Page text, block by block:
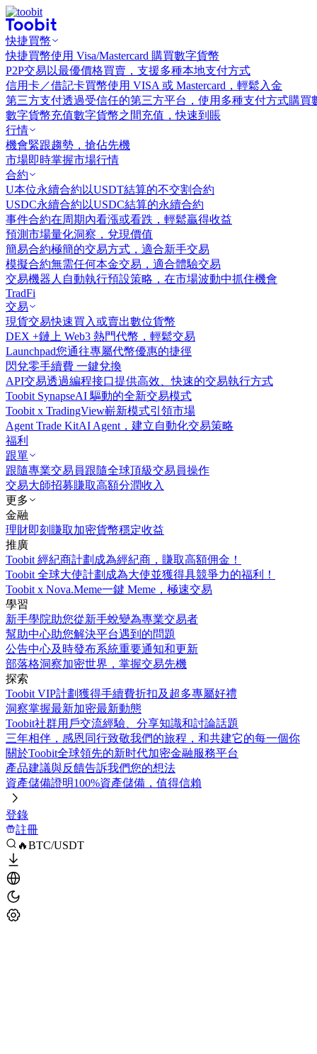
快捷買幣
快捷買幣使用 Visa/Mastercard 購買數字貨幣
P2P交易 以最優價格買賣，支援多種本地支付方式
信用卡／借記卡買幣使用 VISA 或 Mastercard，輕鬆入金
第三方支付透過受信任的第三方平台，使用多種支付方式購買
數字貨幣充值數字貨幣之間充值，快速到賬
行情
機會緊跟趨勢，搶佔先機
市場即時掌握市場行情
合約
U本位永續合約 以USDT結算的不交割合約
USDC永續合約 以USDC結算的永續合約
事件合約在周期內看漲或看跌，輕鬆贏得收益
預測市場量化洞察，兌現價值
簡易合約極簡的交易方式，適合新手交易
模擬合約無需任何本金交易，適合體驗交易
交易機器人 自動執行預設策略，在市場波動中抓住機會
TradFi
交易
現貨交易快速買入或賣出數位貨幣
DEX +鏈上 Web3 熱門代幣，輕鬆交易
Launchpad您通往專屬代幣優惠的捷徑
閃兌零手續費 一鍵兌換
API交易透過編程接口提供高效、快速的交易執行方式
Toobit SynapseAI 驅動的全新交易模式
Toobit x TradingView嶄新模式引領市場
Agent Trade KitAI Agent，建立自動化交易策略
福利
跟單
跟隨專業交易員跟隨全球頂級交易員操作
交易大師招募賺取高額分潤收入
更多
金融
理財即刻賺取加密貨幣穩定收益
推廣
Toobit 經紀商計劃 成為經紀商，賺取高額佣金！
Toobit 全球大使計劃 成為大使並獲得具競爭力的福利！
Toobit x Nova.Meme一鍵 Meme，極速交易
學習
新手學院助您從新手蛻變為專業交易者
幫助中心助您解決平台遇到的問題
公告中心及時發布系統重要通知和更新
部落格洞察加密世界，掌握交易先機
探索
Toobit VIP計劃獲得手續費折扣及超多專屬好禮
洞察掌握最新加密最新動態
Toobit社群用戶交流經驗、分享知識和討論話題
三年相伴，感恩同行致敬我們的旅程，和共建它的每一個你
關於Toobit全球領先的新时代加密金融服務平台
產品建議與反饋告訴我們您的想法
資產儲備證明100%資產儲備，值得信賴
登錄
註冊
🔥BTC/USDT